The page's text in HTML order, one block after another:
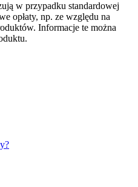
w przypadku standardowej
opłaty, np. ze względu na
Informacje te można